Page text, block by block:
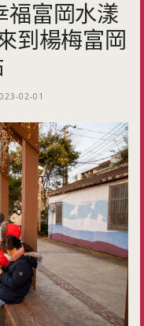
福富岡水漾
到楊梅富岡
02-01